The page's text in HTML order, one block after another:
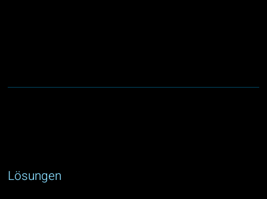
Lösungen